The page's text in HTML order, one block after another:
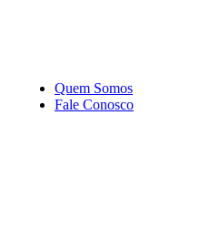
Quem Somos
Fale Conosco